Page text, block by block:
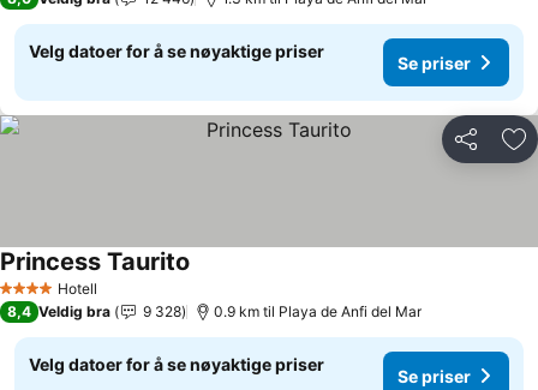
Velg datoer for å se nøyaktige priser
Se priser
Del
4 StjernerHotell
Princess Taurito
8,4 Veldig bra 9 328 0.9 km til Playa de Anfi del Mar
Velg datoer for å se nøyaktige priser
Se priser